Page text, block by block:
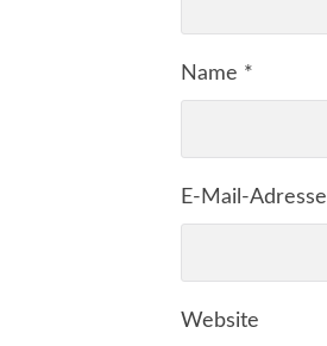
Name *
E-Mail-Adresse
Website